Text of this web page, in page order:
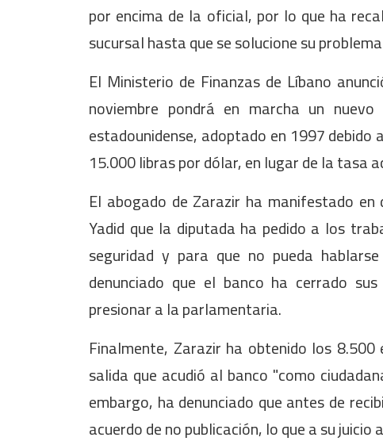
por encima de la oficial, por lo que ha
sucursal hasta que se solucione su
El Ministerio de Finanzas de Líbano
noviembre pondrá en marcha un
estadounidense, adoptado en 1997
15.000 libras por dólar, en lugar de la tasa
El abogado de Zarazir ha manifestado
Yadid que la diputada ha pedido a los
seguridad y para que no pueda
denunciado que el banco ha cerrado
presionar a la parlamentaria.
Finalmente, Zarazir ha obtenido los
salida que acudió al banco "como
embargo, ha denunciado que antes de
acuerdo de no publicación, lo que a su